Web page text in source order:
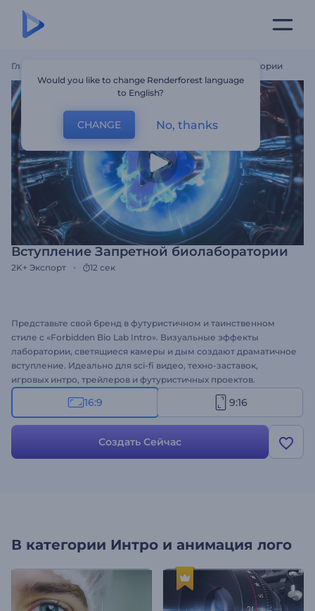
Главная Вступление Запретной Биолаборатории
Вступление Запретной биолаборатории
2K+ Экспорт 12 сек
Представьте свой бренд в футуристичном и таинственном
стиле с «Forbidden Bio Lab Intro». Визуальные эффекты
лаборатории, светящиеся камеры и дым создают драматичное
вступление. Идеально для sci-fi видео, техно-заставок,
игровых интро, трейлеров и футуристичных проектов.
Персонализируйте за секунды, добавив логотип, название и
музыку. Попробуйте прямо сейчас!
16:9 9:16
Создать Сейчас
В категории Интро и анимация лого
Would you like to change Renderforest language
to English?
CHANGE No, thanks